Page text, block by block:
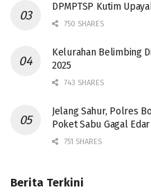
DPMPTSP Kutim
750 SHARES
Kelurahan Belimbing
2025
743 SHARES
Jelang Sahur, Polres
Poket Sabu Gagal Edar
751 SHARES
Berita Terkini